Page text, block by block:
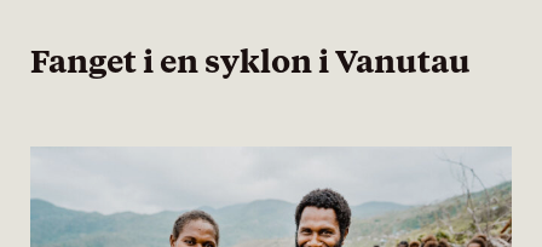
Fanget i en syklon i Vanutau